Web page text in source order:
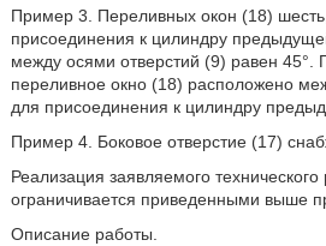
Пример 3. Переливных окон (18)
присоединения к цилиндру
между осями отверстий (9) равен 45°.
переливное окно (18) расположено
для присоединения к цилиндру
Пример 4. Боковое отверстие (17)
Реализация заявляемого
ограничивается приведенными выше
Описание работы.